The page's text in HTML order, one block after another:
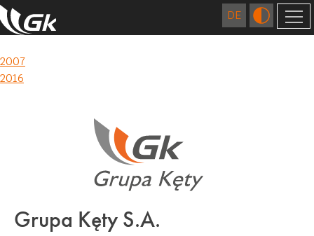
AUSLÄNDISCHE GESELLSCHAFTEN
TECHNOLOGIEN
OBERFLÄCHENBEHANDLUNG
FORSCHUNGS- UND ENTWICKLUNGSZENTRUM
ZERTIFIKATE UND CE KONFORMITÄTSERKLÄRUNG
VERANTWORTUNGSBEWUSSTES WIRTSCHAFTEN
UMWELT
KONTAKT
2009
Post
navigation
2007
2016
Grupa Kęty S.A.